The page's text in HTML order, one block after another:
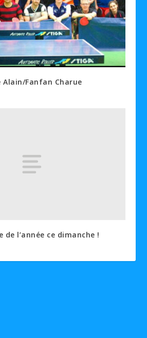
Fanfan Charue
de l’année ce dimanche !